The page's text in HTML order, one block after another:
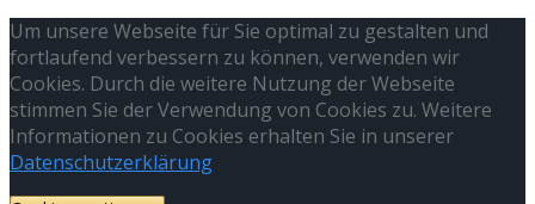
Um unsere Webseite für Sie optimal zu gestalten und
fortlaufend verbessern zu können, verwenden wir
Cookies. Durch die weitere Nutzung der Webseite
stimmen Sie der Verwendung von Cookies zu. Weitere
Informationen zu Cookies erhalten Sie in unserer
Datenschutzerklärung